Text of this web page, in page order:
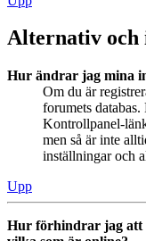
Alternativ och
Hur ändrar jag mina
Om du är
forumets
Kontrollpanel-
men så är inte
inställningar och
Upp
Hur förhindrar jag att